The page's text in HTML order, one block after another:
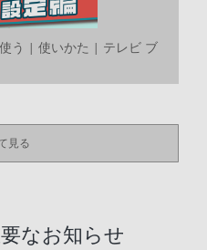
う | 使いかた | テレビ ブ
見る
なお知らせ